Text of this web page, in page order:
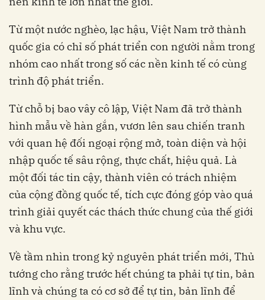
Từ một nước nghèo, lạc hậu, Việt Nam trở thành
quốc gia có chỉ số phát triển con người nằm trong
nhóm cao nhất trong số các nền kinh tế có cùng
trình độ phát triển.
Từ chỗ bị bao vây cô lập, Việt Nam đã trở thành
hình mẫu về hàn gắn, vươn lên sau chiến tranh
với quan hệ đối ngoại rộng mở, toàn diện và hội
nhập quốc tế sâu rộng, thực chất, hiệu quả. Là
một đối tác tin cậy, thành viên có trách nhiệm
của cộng đồng quốc tế, tích cực đóng góp vào quá
trình giải quyết các thách thức chung của thế giới
và khu vực.
Về tầm nhìn trong kỷ nguyên phát triển mới, Thủ
tướng cho rằng trước hết chúng ta phải tự tin, bản
lĩnh và chúng ta có cơ sở để tự tin, bản lĩnh để